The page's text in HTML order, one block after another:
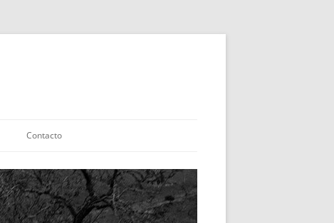
Contacto